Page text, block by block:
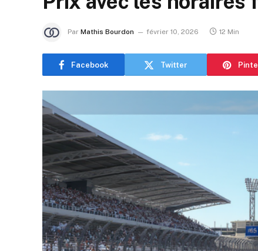
Par Mathis Bourdon février 10, 2026 12 Min
Facebook Twitter